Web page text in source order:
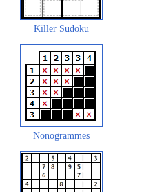
Killer Sudoku
Nonogrammes